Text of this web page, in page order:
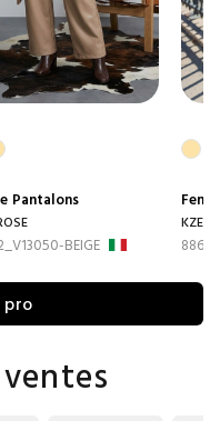
Pantalons
BEIGE 8868-